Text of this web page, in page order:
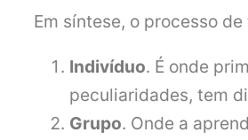
Em síntese, o processo
Indivíduo. É onde
peculiaridades, tem
Grupo. Onde a